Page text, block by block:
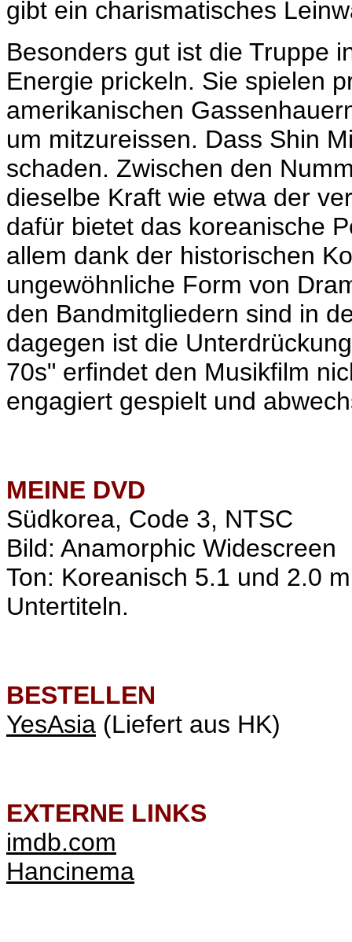
gibt ein charismatisches
Besonders gut ist die Truppe
Energie prickeln. Sie spielen
amerikanischen
um mitzureissen. Dass Shin
schaden. Zwischen den
dieselbe Kraft wie etwa der
dafür bietet das koreanische
allem dank der historischen
ungewöhnliche Form von
den Bandmitgliedern sind in
dagegen ist die
70s" erfindet den Musikfilm
engagiert gespielt und
MEINE DVD
Südkorea, Code 3, NTSC
Bild: Anamorphic Widescreen
Ton: Koreanisch 5.1 und 2.0
Untertiteln.
BESTELLEN
YesAsia (Liefert aus HK)
EXTERNE LINKS
imdb.com
Hancinema